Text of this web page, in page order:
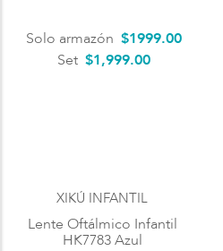
Solo armazón $1999.00
Set $1,999.00
XIKÚ INFANTIL
Lente Oftálmico Infantil
HK7783 Azul